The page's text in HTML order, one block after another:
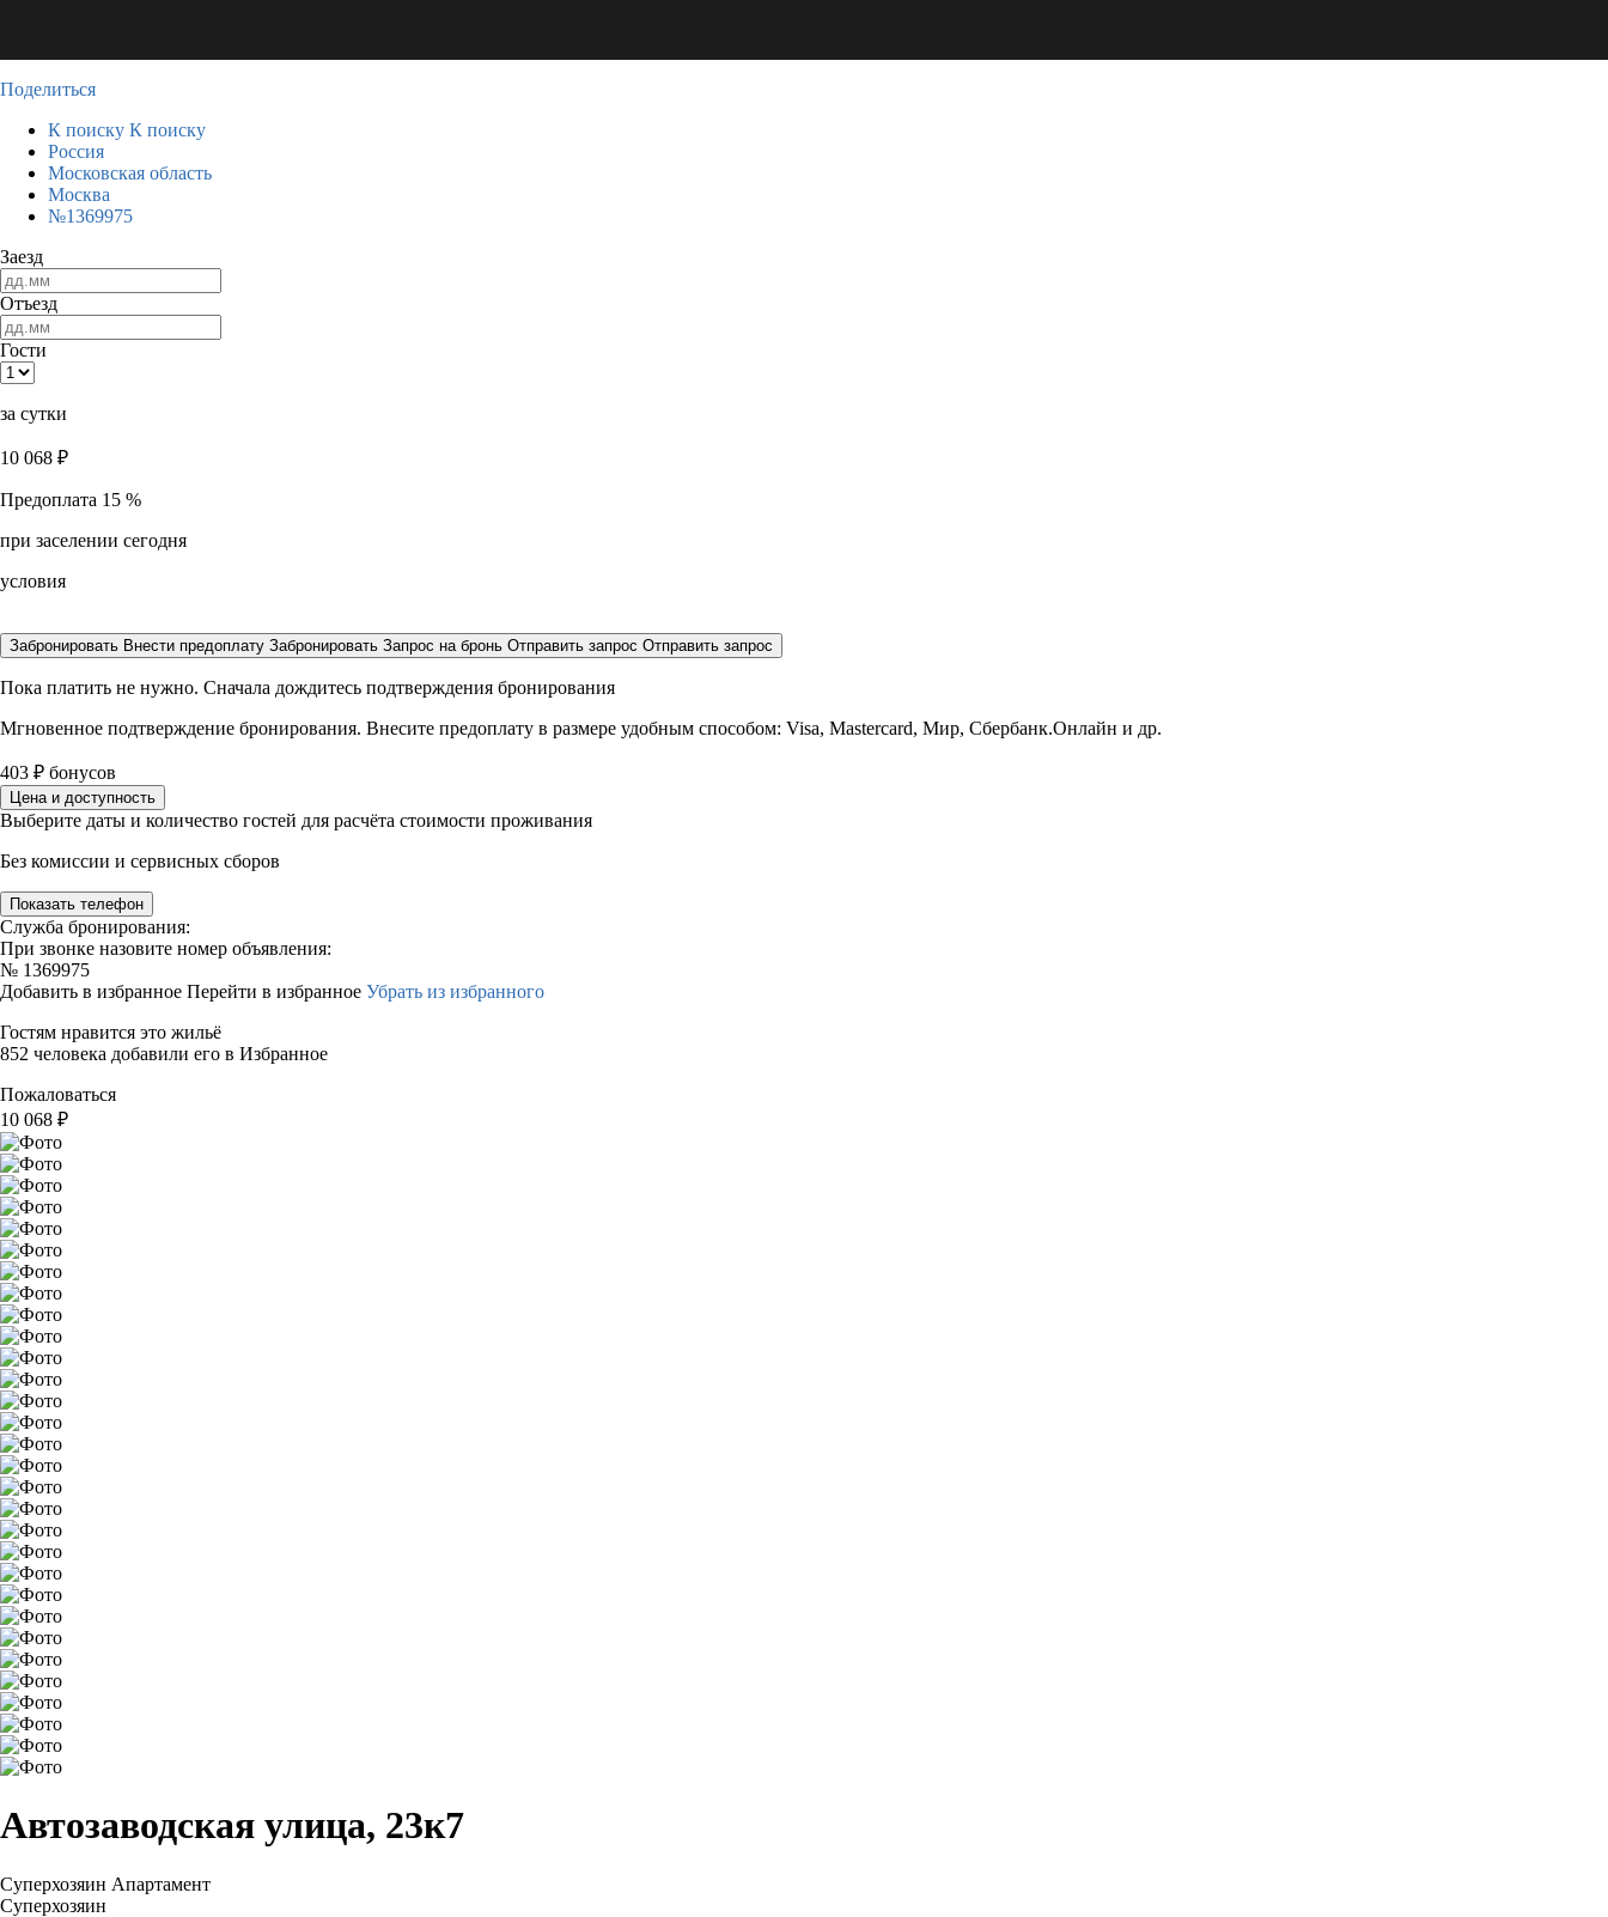
Поделиться
К поиску К поиску
Россия
Московская область
Москва
№1369975
Заезд
Отъезд
Гости
за сутки
10 068 ₽
Предоплата 15 %
при заселении сегодня
условия
Забронировать Внести предоплату Забронировать Запрос на бронь Отправить запрос Отправить запрос
Пока платить не нужно. Сначала дождитесь подтверждения бронирования
Мгновенное подтверждение бронирования. Внесите предоплату в размере удобным способом: Visa, Mastercard, Мир, Сбербанк.Онлайн и др.
403 ₽ бонусов
Цена и доступность
Выберите даты и количество гостей для расчёта стоимости проживания
Без комиссии и сервисных сборов
Показать телефон
Служба бронирования:
При звонке назовите номер объявления:
№ 1369975
Добавить в избранное Перейти в избранное Убрать из избранного
Гостям нравится это жильё
852 человека добавили его в Избранное
Пожаловаться
10 068 ₽
Автозаводская улица, 23к7
Суперхозяин Апартамент
Суперхозяин